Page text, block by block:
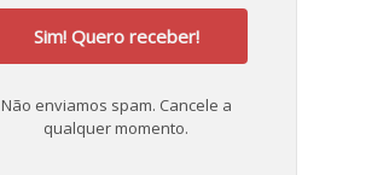
Sim! Quero receber!
Não enviamos spam. Cancele a
qualquer momento.